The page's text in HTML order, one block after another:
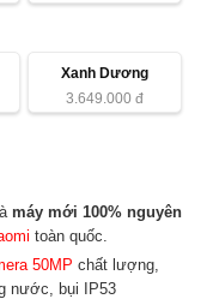
Xanh Dương
3.649.000 đ
máy mới 100% nguyên
toàn quốc.
50MP chất lượng,
nước, bụi IP53